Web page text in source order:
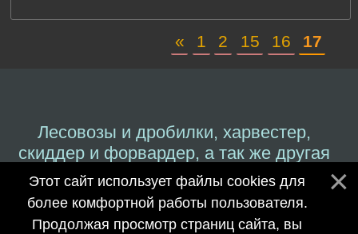
« 1 2 15 16 17
Лесовозы и дробилки, харвестер,
скиддер и форвардер, а так же другая
техника работающая с лесным
производством.
Этот сайт использует файлы cookies для
более комфортной работы пользователя.
Продолжая просмотр страниц сайта, вы